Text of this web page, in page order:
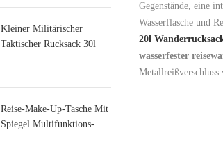
Kleiner Militärischer
Taktischer Rucksack 30l
Reise-Make-Up-Tasche Mit
Spiegel Multifunktions-
Gegenstände, eine
Wasserflasche und
20l
wasserfester
Metallreißverschluss